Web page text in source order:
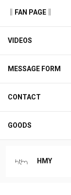
‖FAN PAGE‖
VIDEOS
MESSAGE FORM
CONTACT
GOODS
HMY